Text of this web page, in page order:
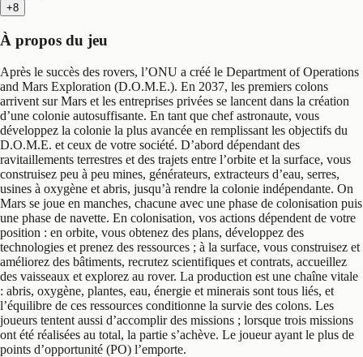
+8
À propos du jeu
Après le succès des rovers, l’ONU a créé le Department of Operations
and Mars Exploration (D.O.M.E.). En 2037, les premiers colons
arrivent sur Mars et les entreprises privées se lancent dans la création
d’une colonie autosuffisante. En tant que chef astronaute, vous
développez la colonie la plus avancée en remplissant les objectifs du
D.O.M.E. et ceux de votre société. D’abord dépendant des
ravitaillements terrestres et des trajets entre l’orbite et la surface, vous
construisez peu à peu mines, générateurs, extracteurs d’eau, serres,
usines à oxygène et abris, jusqu’à rendre la colonie indépendante. On
Mars se joue en manches, chacune avec une phase de colonisation puis
une phase de navette. En colonisation, vos actions dépendent de votre
position : en orbite, vous obtenez des plans, développez des
technologies et prenez des ressources ; à la surface, vous construisez et
améliorez des bâtiments, recrutez scientifiques et contrats, accueillez
des vaisseaux et explorez au rover. La production est une chaîne vitale
: abris, oxygène, plantes, eau, énergie et minerais sont tous liés, et
l’équilibre de ces ressources conditionne la survie des colons. Les
joueurs tentent aussi d’accomplir des missions ; lorsque trois missions
ont été réalisées au total, la partie s’achève. Le joueur ayant le plus de
points d’opportunité (PO) l’emporte.